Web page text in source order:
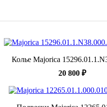
Колье Majorica
20 800 ₽